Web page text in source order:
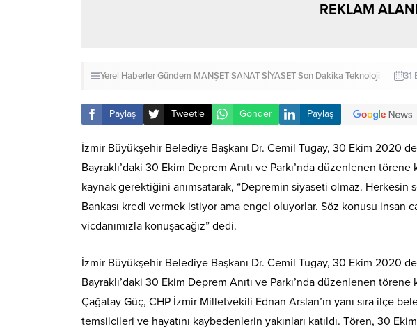
REKLAM
Yerel HaberlerGündem MANŞETSANATSİYASETSon Dakika Teknoloji 31
Paylaş Tweetle Gönder Paylaş
İzmir Büyükşehir Belediye Başkanı Dr. Cemil Tugay, 30 Ekim 2020
Bayraklı’daki 30 Ekim Deprem Anıtı ve Parkı’nda düzenlenen törene
kaynak gerektiğini anımsatarak, “Depremin siyaseti olmaz.
Bankası kredi vermek istiyor ama engel oluyorlar. Söz konusu insan
vicdanımızla konuşacağız” dedi.
İzmir Büyükşehir Belediye Başkanı Dr. Cemil Tugay, 30 Ekim 2020
Bayraklı’daki 30 Ekim Deprem Anıtı ve Parkı’nda düzenlenen törene
Çağatay Güç, CHP İzmir Milletvekili Ednan Arslan’ın yanı sıra ilçe
temsilcileri ve hayatını kaybedenlerin yakınları katıldı. Tören, 30